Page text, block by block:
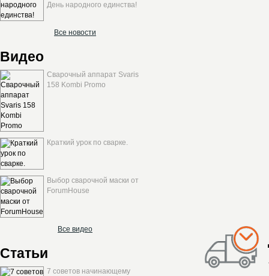
День народного единства!
Все новости
Видео
Сварочный аппарат Svaris
158 Kombi Promo
Краткий урок по сварке.
Выбор сварочной маски от
ForumHouse
Все видео
Статьи
7 советов начинающему